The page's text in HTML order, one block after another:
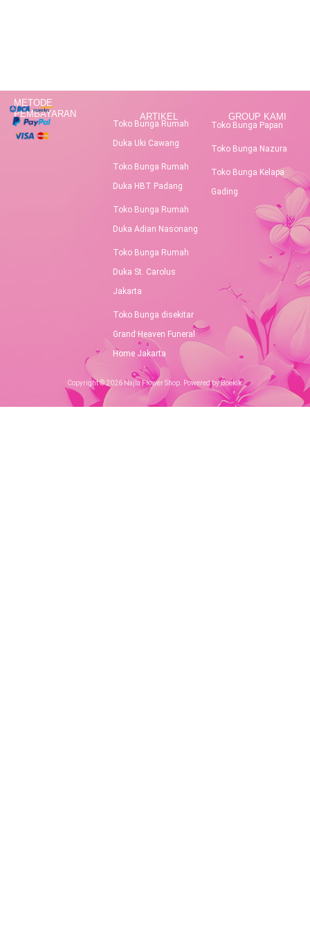
METODE
PEMBAYARAN
ARTIKEL
Toko Bunga Rumah
Duka Uki Cawang
Toko Bunga Rumah
Duka HBT Padang
Toko Bunga Rumah
Duka Adian Nasonang
Toko Bunga Rumah
Duka St. Carolus
Jakarta
Toko Bunga disekitar
Grand Heaven Funeral
Home Jakarta
GROUP KAMI
Toko Bunga Papan
Toko Bunga Nazura
Toko Bunga Kelapa
Gading
Copyright © 2026 Najla Flower Shop. Powered by Boekik.